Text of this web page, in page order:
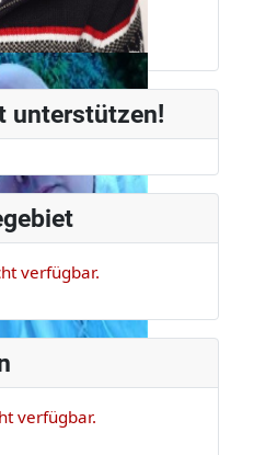
den frühen
unterstützen!
verfügbar.
verfügbar.